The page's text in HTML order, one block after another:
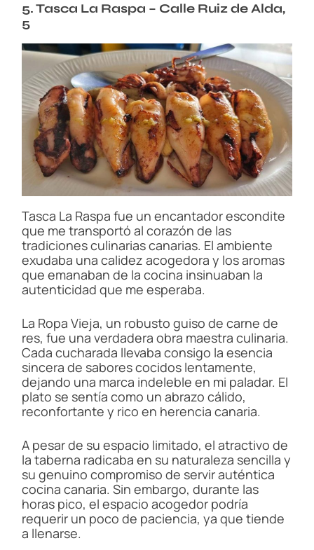
5. Tasca La Raspa – Calle Ruiz de Alda,
5
Tasca La Raspa fue un encantador escondite
que me transportó al corazón de las
tradiciones culinarias canarias. El ambiente
exudaba una calidez acogedora y los aromas
que emanaban de la cocina insinuaban la
autenticidad que me esperaba.
La Ropa Vieja, un robusto guiso de carne de
res, fue una verdadera obra maestra culinaria.
Cada cucharada llevaba consigo la esencia
sincera de sabores cocidos lentamente,
dejando una marca indeleble en mi paladar. El
plato se sentía como un abrazo cálido,
reconfortante y rico en herencia canaria.
A pesar de su espacio limitado, el atractivo de
la taberna radicaba en su naturaleza sencilla y
su genuino compromiso de servir auténtica
cocina canaria. Sin embargo, durante las
horas pico, el espacio acogedor podría
requerir un poco de paciencia, ya que tiende
a llenarse.